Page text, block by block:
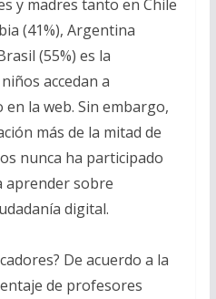
y madres tanto en Chile
(41%), Argentina
(55%) es la
accedan a
la web. Sin embargo,
más de la mitad de
nunca ha participado
aprender sobre
digital.
De acuerdo a la
de profesores